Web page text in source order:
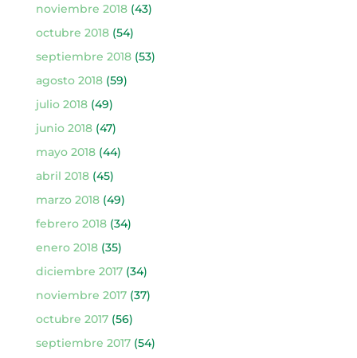
noviembre 2018(43)
octubre 2018(54)
septiembre 2018(53)
agosto 2018(59)
julio 2018(49)
junio 2018(47)
mayo 2018(44)
abril 2018(45)
marzo 2018(49)
febrero 2018(34)
enero 2018(35)
diciembre 2017(34)
noviembre 2017(37)
octubre 2017(56)
septiembre 2017(54)